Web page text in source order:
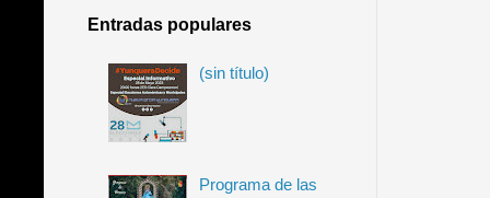
Entradas populares
(sin título)
Programa de las